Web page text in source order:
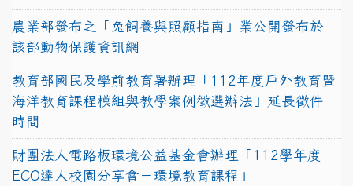
農業部發布之「兔飼養與照顧指南」業公開發布於
該部動物保護資訊網
教育部國民及學前教育署辦理「112年度戶外教育暨
海洋教育課程模組與教學案例徵選辦法」延長徵件
時間
財團法人電路板環境公益基金會辦理「112學年度
ECO達人校園分享會－環境教育課程」